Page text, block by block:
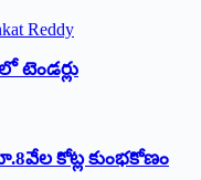
టెండర్లు
కోట్ల కుంభకోణం